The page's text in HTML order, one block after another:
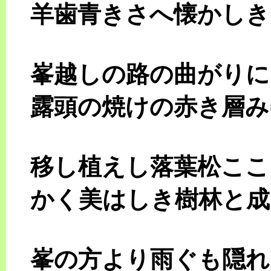
羊歯青きさへ懐かし
峯越しの路の曲がり
露頭の焼けの赤き層
移し植えし落葉松こ
かく美はしき樹林と
峯の方より雨ぐも隠